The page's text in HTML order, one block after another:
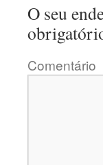
O seu
Comentário